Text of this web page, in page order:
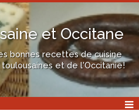
et Occitane
bonnes recettes de cuisine
et de l'Occitanie!